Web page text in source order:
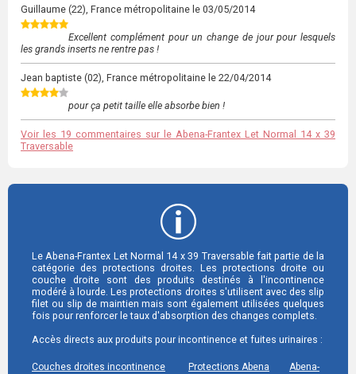
Guillaume (22), France métropolitaine le 03/05/2014
Excellent complément pour un change de jour pour lesquels
les grands inserts ne rentre pas !
Jean baptiste (02), France métropolitaine le 22/04/2014
pour ça petit taille elle absorbe bien !
Voir les 19 commentaires sur le Abena-Frantex Let Normal 14 x 39
Traversable
Le Abena-Frantex Let Normal 14 x 39 Traversable fait partie de la
catégorie des protections droites. Les protections droite ou
couche droite sont des produits destinés à l'incontinence
modéré à lourde. Les protections droites s'utilisent avec des slip
filet ou slip de maintien mais sont également utilisées quelques
fois pour renforcer le taux d'absorption des changes complets.
Accès directs aux produits pour incontinence et fuites urinaires :
Couches droites incontinence Protections Abena
Abena-